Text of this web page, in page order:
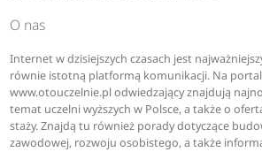
O nas
Internet w dzisiejszych czasach jest
równie istotną platformą komunikacji. Na
www.otouczelnie.pl odwiedzający znajdują
temat uczelni wyższych w Polsce, a także o
staży. Znajdą tu również porady dotyczące
zawodowej, rozwoju osobistego, a także